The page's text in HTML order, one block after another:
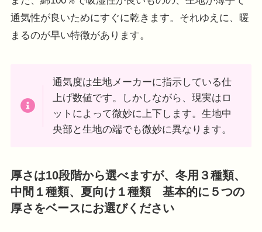
通気性が良いためにすぐに乾きます。それゆえに、暖
まるのが早い特徴があります。
通気度は生地メーカーに指示している仕
上げ数値です。しかしながら、現実はロ
ットによって微妙に上下します。生地中
央部と生地の端でも微妙に異なります。
厚さは10段階から選べますが、冬用３種類、
中間１種類、夏向け１種類 基本的に５つの
厚さをベースにお選びください